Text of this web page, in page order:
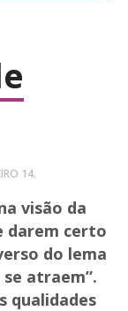
14.
visão da
darem certo
do lema
atraem”.
qualidades